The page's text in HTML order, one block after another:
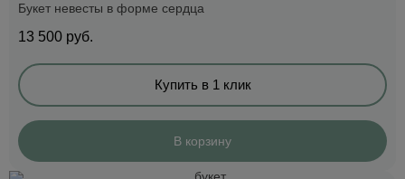
Букет невесты в форме сердца
13 500 руб.
Купить в 1 клик
В корзину